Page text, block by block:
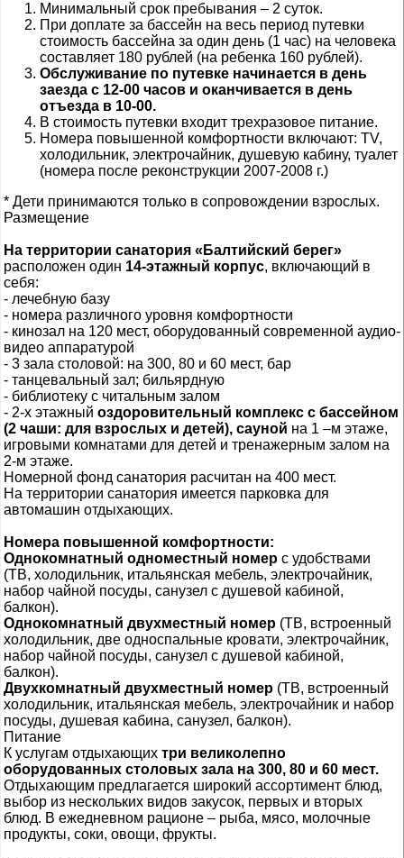
Минимальный срок пребывания – 2 суток.
При доплате за бассейн на весь период путевки
стоимость бассейна за один день (1 час) на человека
составляет 180 рублей (на ребенка 160 рублей).
Обслуживание по путевке начинается в день
заезда с 12-00 часов и оканчивается в день
отъезда в 10-00.
В стоимость путевки входит трехразовое питание.
Номера повышенной комфортности включают: TV,
холодильник, электрочайник, душевую кабину, туалет
(номера после реконструкции 2007-2008 г.)
* Дети принимаются только в сопровождении взрослых.
Размещение
На территории санатория «Балтийский берег»
расположен один 14-этажный корпус, включающий в
себя:
- лечебную базу
- номера различного уровня комфортности
- кинозал на 120 мест, оборудованный современной аудио-
видео аппаратурой
- 3 зала столовой: на 300, 80 и 60 мест, бар
- танцевальный зал; бильярдную
- библиотеку с читальным залом
- 2-х этажный оздоровительный комплекс с бассейном
(2 чаши: для взрослых и детей), сауной на 1 –м этаже,
игровыми комнатами для детей и тренажерным залом на
2-м этаже.
Номерной фонд санатория расчитан на 400 мест.
На территории санатория имеется парковка для
автомашин отдыхающих.
Номера повышенной комфортности:
Однокомнатный одноместный номер с удобствами
(ТВ, холодильник, итальянская мебель, электрочайник,
набор чайной посуды, санузел с душевой кабиной,
балкон).
Однокомнатный двухместный номер (ТВ, встроенный
холодильник, две односпальные кровати, электрочайник,
набор чайной посуды, санузел с душевой кабиной,
балкон).
Двухкомнатный двухместный номер (ТВ, встроенный
холодильник, итальянская мебель, электрочайник и набор
посуды, душевая кабина, санузел, балкон).
Питание
К услугам отдыхающих три великолепно
оборудованных столовых зала на 300, 80 и 60 мест.
Отдыхающим предлагается широкий ассортимент блюд,
выбор из нескольких видов закусок, первых и вторых
блюд. В ежедневном рационе – рыба, мясо, молочные
продукты, соки, овощи, фрукты.